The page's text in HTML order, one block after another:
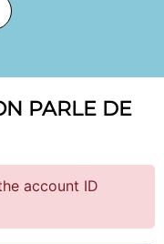
PARLE DE
account ID